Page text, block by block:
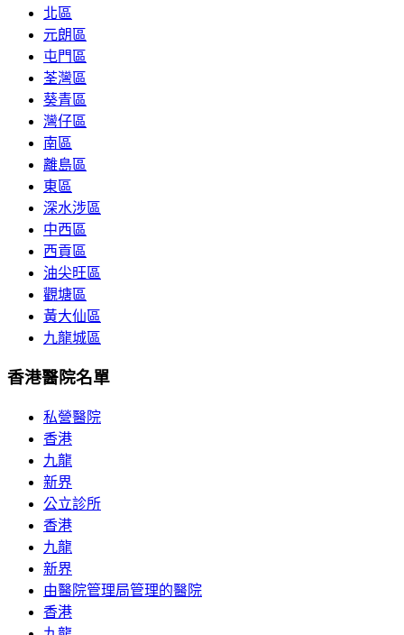
北區
元朗區
屯門區
荃灣區
葵青區
灣仔區
南區
離島區
東區
深水涉區
中西區
西貢區
油尖旺區
觀塘區
黃大仙區
九龍城區
香港醫院名單
私營醫院
香港
九龍
新界
公立診所
香港
九龍
新界
由醫院管理局管理的醫院
香港